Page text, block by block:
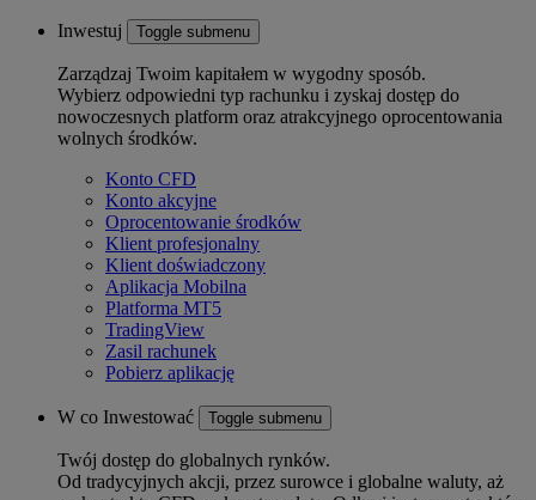
Inwestuj Toggle submenu
Zarządzaj Twoim kapitałem w wygodny sposób.
Wybierz odpowiedni typ rachunku i zyskaj dostęp do
nowoczesnych platform oraz atrakcyjnego oprocentowania
wolnych środków.
Konto CFD
Konto akcyjne
Oprocentowanie środków
Klient profesjonalny
Klient doświadczony
Aplikacja Mobilna
Platforma MT5
TradingView
Zasil rachunek
Pobierz aplikację
W co Inwestować Toggle submenu
Twój dostęp do globalnych rynków.
Od tradycyjnych akcji, przez surowce i globalne waluty, aż